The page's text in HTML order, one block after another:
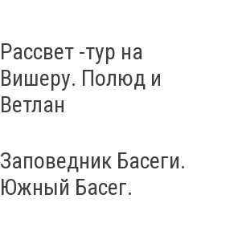
Рассвет -тур на
Вишеру. Полюд и
Ветлан
Заповедник Басеги.
Южный Басег.